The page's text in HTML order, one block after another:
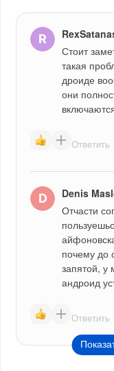
Стоит
такая
дроиде
они
Ответить
Denis
Отчасти
почему до
запятой, у
андроид
Ответить